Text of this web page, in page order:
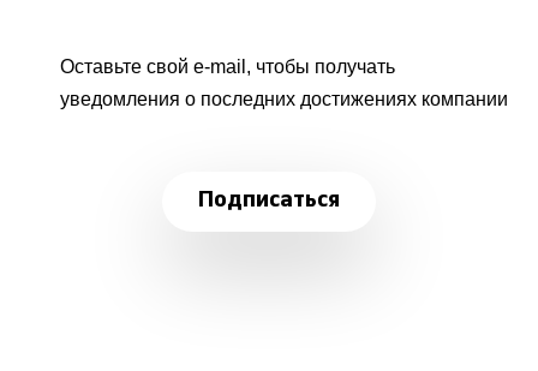
Оставьте свой e-mail, чтобы получать
уведомления о последних достижениях компании
Подписаться